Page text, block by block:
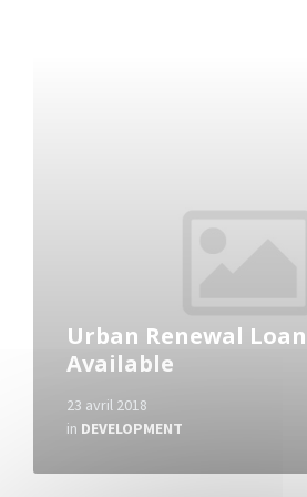
Urban Renewal
Available
23 avril 2018
in DEVELOPMENT